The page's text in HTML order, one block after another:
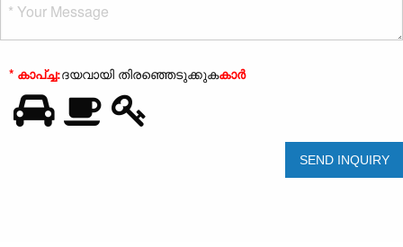
* കാപ്ച്ച:ദയവായി തിരഞ്ഞെടുക്കുകകാർ